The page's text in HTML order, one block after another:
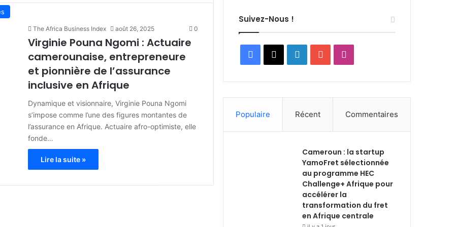
The Africa Business Index août 26, 2025 0
Virginie Pouna Ngomi : Actuaire
camerounaise, entrepreneure
et pionnière de l’assurance
inclusive en Afrique
Dynamique et visionnaire, Virginie Pouna Ngomi
s’impose comme l’une des figures montantes de
l’assurance en Afrique. Actuaire afro-optimiste, elle
fonde…
Lire la suite »
Suivez-Nous !
c
e
n
k
d
n
u
b
e
s
t
g
r
m
Populaire Récent Commentaires
Cameroun : la startup
YamoFret sélectionnée
au programme HEC
Challenge+ Afrique pour
accélérer la
transformation du fret
en Afrique centrale